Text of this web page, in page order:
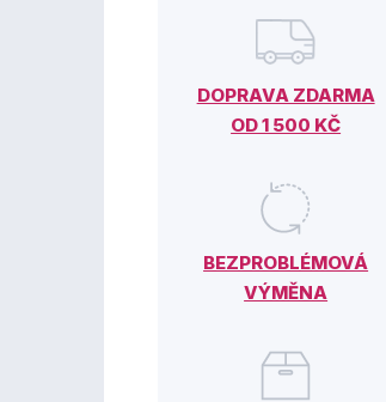
DOPRAVA ZDARMA
OD 1 500 KČ
BEZPROBLÉMOVÁ
VÝMĚNA